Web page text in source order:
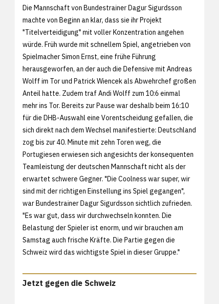
Die Mannschaft von Bundestrainer Dagur Sigurdsson
machte von Beginn an klar, dass sie ihr Projekt
"Titelverteidigung" mit voller Konzentration angehen
würde. Früh wurde mit schnellem Spiel, angetrieben von
Spielmacher Simon Ernst, eine frühe Führung
herausgeworfen, an der auch die Defensive mit Andreas
Wolff im Tor und Patrick Wiencek als Abwehrchef großen
Anteil hatte. Zudem traf Andi Wolff zum 10:6 einmal
mehr ins Tor. Bereits zur Pause war deshalb beim 16:10
für die DHB-Auswahl eine Vorentscheidung gefallen, die
sich direkt nach dem Wechsel manifestierte: Deutschland
zog bis zur 40. Minute mit zehn Toren weg, die
Portugiesen erwiesen sich angesichts der konsequenten
Teamleistung der deutschen Mannschaft nicht als der
erwartet schwere Gegner. "Die Coolness war super, wir
sind mit der richtigen Einstellung ins Spiel gegangen",
war Bundestrainer Dagur Sigurdsson sichtlich zufrieden.
"Es war gut, dass wir durchwechseln konnten. Die
Belastung der Spieler ist enorm, und wir brauchen am
Samstag auch frische Kräfte. Die Partie gegen die
Schweiz wird das wichtigste Spiel in dieser Gruppe."
Jetzt gegen die Schweiz